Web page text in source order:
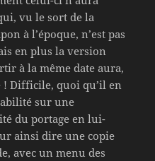
vu le sort de la
à l’époque, n’est pas
en plus la version
à la même date aura,
! Difficile, quoi qu’il en
sur une
du portage en lui-
ainsi dire une copie
avec un menu des